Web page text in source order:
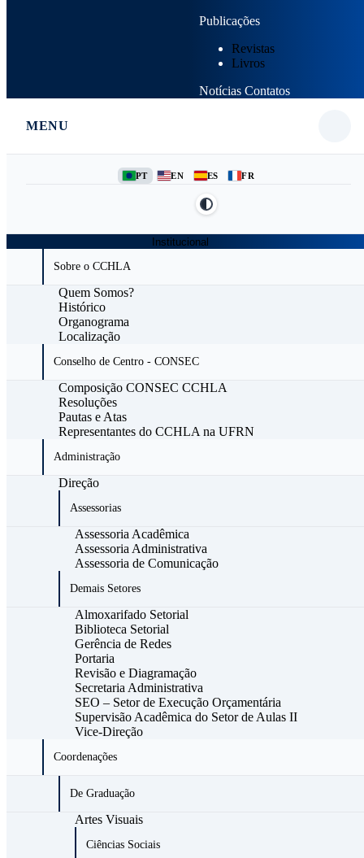
Publicações
Revistas
Livros
Notícias Contatos
MENU
PT EN ES FR
Institucional
Sobre o CCHLA
Quem Somos?
Histórico
Organograma
Localização
Conselho de Centro - CONSEC
Composição CONSEC CCHLA
Resoluções
Pautas e Atas
Representantes do CCHLA na UFRN
Administração
Direção
Assessorias
Assessoria Acadêmica
Assessoria Administrativa
Assessoria de Comunicação
Demais Setores
Almoxarifado Setorial
Biblioteca Setorial
Gerência de Redes
Portaria
Revisão e Diagramação
Secretaria Administrativa
SEO – Setor de Execução Orçamentária
Supervisão Acadêmica do Setor de Aulas II
Vice-Direção
Coordenações
De Graduação
Artes Visuais
Ciências Sociais